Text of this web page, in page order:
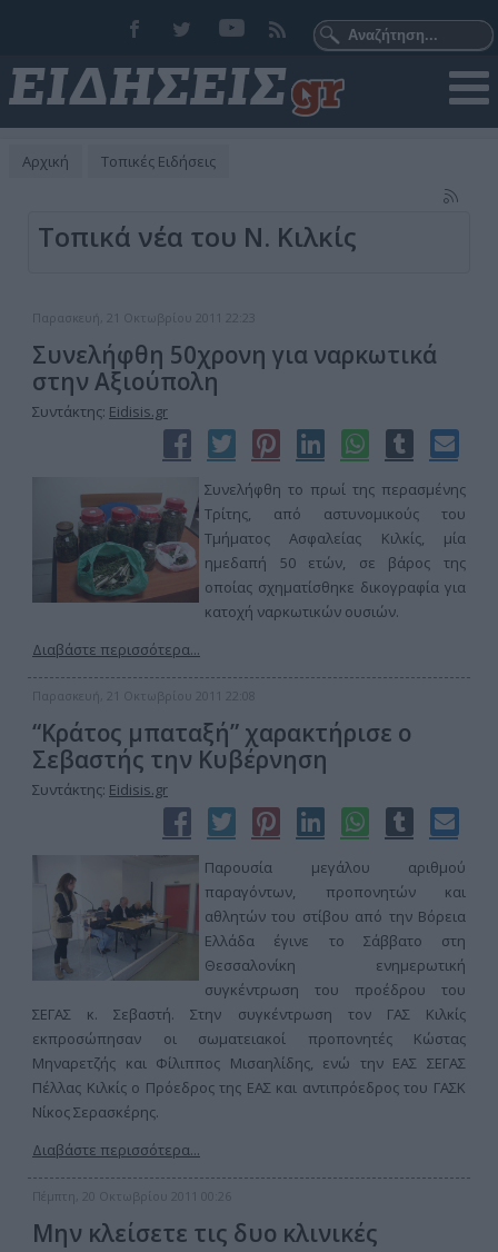
Αρχική Τοπικές Ειδήσεις
Τοπικά νέα του Ν. Κιλκίς
Παρασκευή, 21 Οκτωβρίου 2011 22:23
Συνελήφθη 50χρονη για ναρκωτικά
στην Αξιούπολη
Συντάκτης: Eidisis.gr
Συνελήφθη το πρωί της περασμένης
Τρίτης, από αστυνομικούς του
Τμήματος Ασφαλείας Κιλκίς, μία
ημεδαπή 50 ετών, σε βάρος της
οποίας σχηματίσθηκε δικογραφία για
κατοχή ναρκωτικών ουσιών.
Διαβάστε περισσότερα...
Παρασκευή, 21 Οκτωβρίου 2011 22:08
“Κράτος μπαταξή” χαρακτήρισε ο
Σεβαστής την Κυβέρνηση
Συντάκτης: Eidisis.gr
Παρουσία μεγάλου αριθμού
παραγόντων, προπονητών και
αθλητών του στίβου από την Βόρεια
Ελλάδα έγινε το Σάββατο στη
Θεσσαλονίκη ενημερωτική
συγκέντρωση του προέδρου του
ΣΕΓΑΣ κ. Σεβαστή. Στην συγκέντρωση τον ΓΑΣ Κιλκίς
εκπροσώπησαν οι σωματειακοί προπονητές Κώστας
Μηναρετζής και Φίλιππος Μισαηλίδης, ενώ την ΕΑΣ ΣΕΓΑΣ
Πέλλας Κιλκίς ο Πρόεδρος της ΕΑΣ και αντιπρόεδρος του ΓΑΣΚ
Νίκος Σερασκέρης.
Διαβάστε περισσότερα...
Πέμπτη, 20 Οκτωβρίου 2011 00:26
Μην κλείσετε τις δυο κλινικές